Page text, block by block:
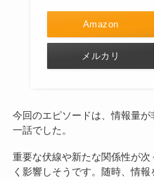
Amazon
メルカリ
今回のエピソードは、情報量が
一話でした。
重要な伏線や新たな関係性が
く影響しそうです。随時、情